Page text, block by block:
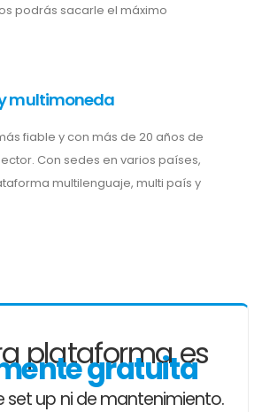
podrás sacarle el máximo
multimoneda
fiable y con más de 20 años de
Con sedes en varios países,
multilenguaje, multi país y
plataforma es
gratuita
set up ni de mantenimiento.